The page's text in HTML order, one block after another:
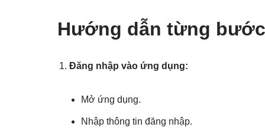
Hướng dẫn từng bước
Đăng nhập vào ứng dụng:
Mở ứng dụng.
Nhập thông tin đăng nhập.